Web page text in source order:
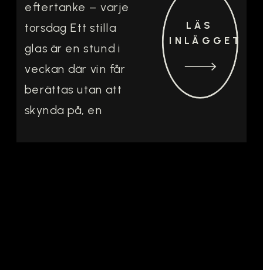
eftertanke – varje
torsdag Ett stilla
glas är en stund i
veckan där vin får
berättas utan att
skynda på, en
LÄS
INLÄGGET